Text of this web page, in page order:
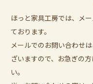
ほっと家具工房では、メ
ております。
メールでのお問い合わせ
ざいますので、お急ぎの
い。